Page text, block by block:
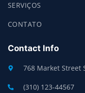
SERVIÇOS
CONTATO
Contact Info
768 Market Street
(310) 123-44567